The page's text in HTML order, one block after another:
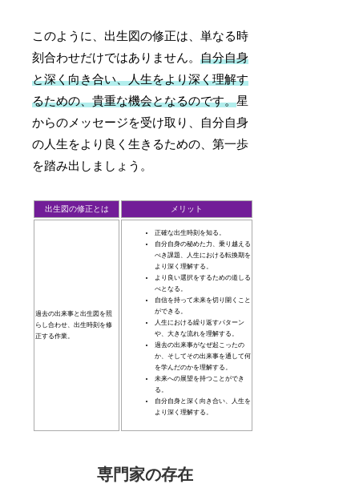
このように、出生図の修正は、単なる時
刻合わせだけではありません。自分自身
と深く向き合い、人生をより深く理解す
るための、貴重な機会となるのです。星
からのメッセージを受け取り、自分自身
の人生をより良く生きるための、第一歩
を踏み出しましょう。
出生図の修正とは メリット
過去の出来事と出生図を照
らし合わせ、出生時刻を修
正する作業。
正確な出生時刻を知る。
自分自身の秘めた力、乗り越える
べき課題、人生における転換期を
より深く理解する。
より良い選択をするための道しる
べとなる。
自信を持って未来を切り開くこと
ができる。
人生における繰り返すパターン
や、大きな流れを理解する。
過去の出来事がなぜ起こったの
か、そしてその出来事を通して何
を学んだのかを理解する。
未来への展望を持つことができ
る。
自分自身と深く向き合い、人生を
より深く理解する。
専門家の存在